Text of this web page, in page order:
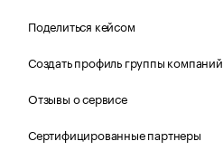
Поделиться кейсом
Создать профиль группы компаний
Отзывы о сервисе
Сертифицированные партнеры